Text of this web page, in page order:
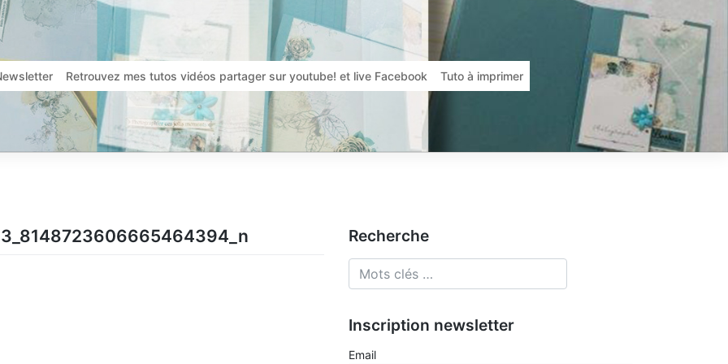
Retrouvez mes tutos vidéos partager sur youtube! et live Facebook Tuto à imprimer
Recherche
Inscription newsletter
Email